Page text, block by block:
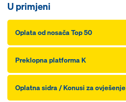
U primjeni
Oplata od nosača Top 50
Preklopna platforma K
Oplatna sidra / Konusi za ovješenje